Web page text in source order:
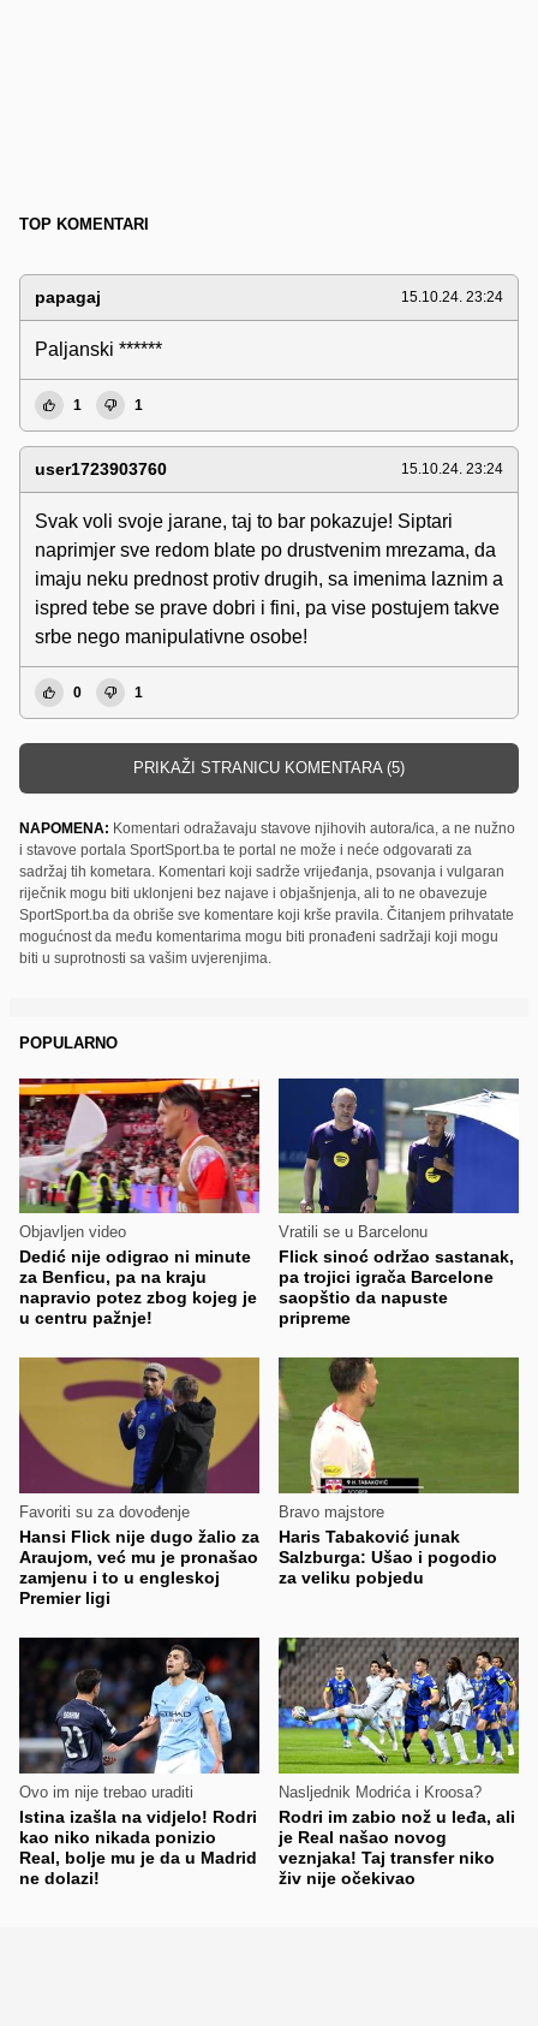
TOP KOMENTARI
papagaj 15.10.24. 23:24
Paljanski ******
1 1
user1723903760 15.10.24. 23:24
Svak voli svoje jarane, taj to bar pokazuje! Siptari
naprimjer sve redom blate po drustvenim mrezama, da
imaju neku prednost protiv drugih, sa imenima laznim a
ispred tebe se prave dobri i fini, pa vise postujem takve
srbe nego manipulativne osobe!
0 1
PRIKAŽI STRANICU KOMENTARA (5)
NAPOMENA: Komentari odražavaju stavove njihovih autora/ica, a ne nužno
i stavove portala SportSport.ba te portal ne može i neće odgovarati za
sadržaj tih kometara. Komentari koji sadrže vrijeđanja, psovanja i vulgaran
riječnik mogu biti uklonjeni bez najave i objašnjenja, ali to ne obavezuje
SportSport.ba da obriše sve komentare koji krše pravila. Čitanjem prihvatate
mogućnost da među komentarima mogu biti pronađeni sadržaji koji mogu
biti u suprotnosti sa vašim uvjerenjima.
POPULARNO
Objavljen video
Dedić nije odigrao ni minute
za Benficu, pa na kraju
napravio potez zbog kojeg je
u centru pažnje!
Vratili se u Barcelonu
Flick sinoć održao sastanak,
pa trojici igrača Barcelone
saopštio da napuste
pripreme
Favoriti su za dovođenje
Hansi Flick nije dugo žalio za
Araujom, već mu je pronašao
zamjenu i to u engleskoj
Premier ligi
Bravo majstore
Haris Tabaković junak
Salzburga: Ušao i pogodio
za veliku pobjedu
Ovo im nije trebao uraditi
Istina izašla na vidjelo! Rodri
kao niko nikada ponizio
Real, bolje mu je da u Madrid
ne dolazi!
Nasljednik Modrića i Kroosa?
Rodri im zabio nož u leđa, ali
je Real našao novog
veznjaka! Taj transfer niko
živ nije očekivao